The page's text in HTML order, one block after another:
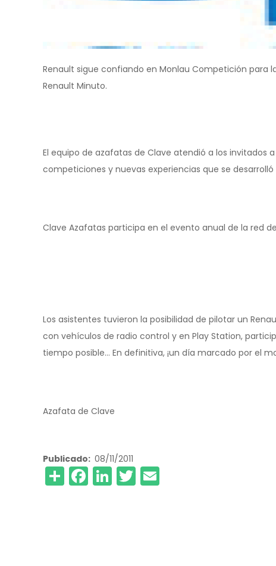
Renault sigue confiando en Monlau Competición para
Renault Minuto.
El equipo de azafatas de Clave atendió a los invitados
competiciones y nuevas experiencias que se
Clave Azafatas participa en el evento anual de la red
Los asistentes tuvieron la posibilidad de pilotar un
con vehículos de radio control y en Play Station,
tiempo posible… En definitiva, ¡un día marcado por el
Azafata de Clave
Publicado 08/11/2011
ShareFacebook
LinkedIn
Twitter